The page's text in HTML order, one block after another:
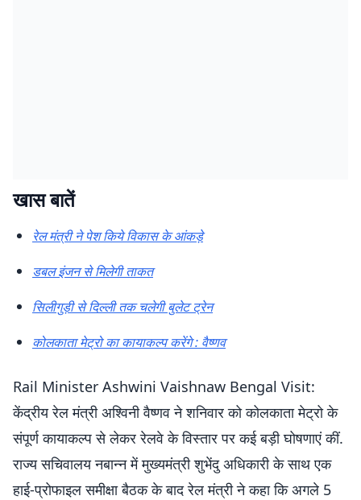
खास बातें
रेल मंत्री ने पेश किये विकास के आंकड़े
डबल इंजन से मिलेगी ताकत
सिलीगुड़ी से दिल्ली तक चलेगी बुलेट ट्रेन
कोलकाता मेट्रो का कायाकल्प करेंगे : वैष्णव
Rail Minister Ashwini Vaishnaw Bengal Visit:
केंद्रीय रेल मंत्री अश्विनी वैष्णव ने शनिवार को कोलकाता मेट्रो के
संपूर्ण कायाकल्प से लेकर रेलवे के विस्तार पर कई बड़ी घोषणाएं कीं.
राज्य सचिवालय नबान्न में मुख्यमंत्री शुभेंदु अधिकारी के साथ एक
हाई-प्रोफाइल समीक्षा बैठक के बाद रेल मंत्री ने कहा कि अगले 5